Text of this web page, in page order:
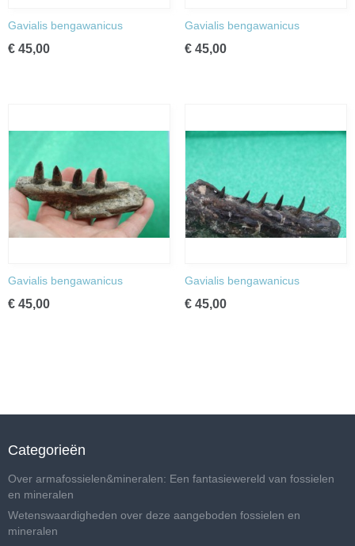
Gavialis bengawanicus
€ 45,00
Gavialis bengawanicus
€ 45,00
Gavialis bengawanicus
€ 45,00
Gavialis bengawanicus
€ 45,00
Categorieën
Over armafossielen&mineralen: Een fantasiewereld van fossielen
en mineralen
Wetenswaardigheden over deze aangeboden fossielen en
mineralen